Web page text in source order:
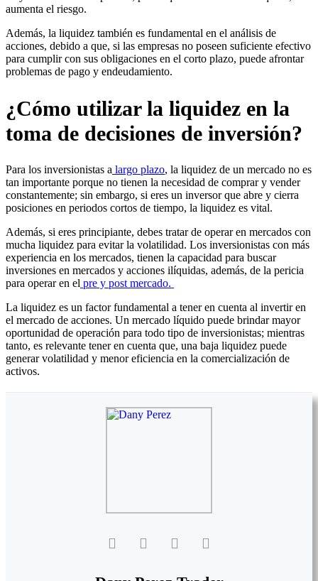
aumenta el riesgo.
Además, la liquidez también es fundamental en el análisis de
acciones, debido a que, si las empresas no poseen suficiente efectivo
para cumplir con sus obligaciones en el corto plazo, puede afrontar
problemas de pago y endeudamiento.
¿Cómo utilizar la liquidez en la
toma de decisiones de inversión?
Para los inversionistas a largo plazo, la liquidez de un mercado no es
tan importante porque no tienen la necesidad de comprar y vender
constantemente; sin embargo, si eres un inversor que abre y cierra
posiciones en periodos cortos de tiempo, la liquidez es vital.
Además, si eres principiante, debes tratar de operar en mercados con
mucha liquidez para evitar la volatilidad. Los inversionistas con más
experiencia en los mercados, tienen la capacidad para buscar
inversiones en mercados y acciones ilíquidas, además, de la pericia
para operar en el pre y post mercado.
La liquidez es un factor fundamental a tener en cuenta al invertir en
el mercado de acciones. Un mercado líquido puede brindar mayor
oportunidad de operación para todo tipo de inversionistas; mientras
tanto, es relevante tener en cuenta que, una baja liquidez puede
generar volatilidad y menor eficiencia en la comercialización de
activos.